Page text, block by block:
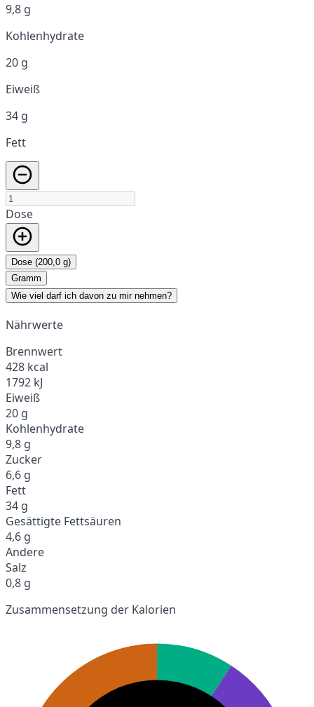
9,8 g
Kohlenhydrate
20 g
Eiweiß
34 g
Fett
Dose
Dose (200,0 g)
Gramm
Wie viel darf ich davon zu mir nehmen?
Nährwerte
Brennwert
428 kcal
1792 kJ
Eiweiß
20 g
Kohlenhydrate
9,8 g
Zucker
6,6 g
Fett
34 g
Gesättigte Fettsäuren
4,6 g
Andere
Salz
0,8 g
Zusammensetzung der Kalorien